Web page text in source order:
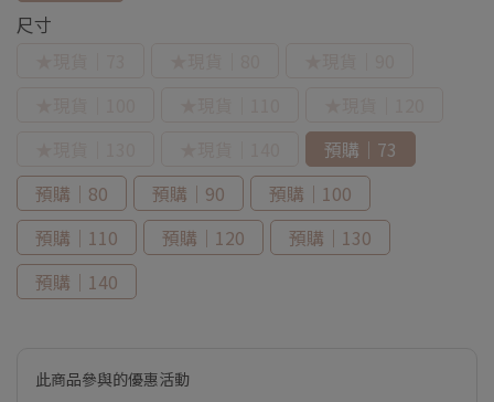
尺寸
預購｜73
預購｜80
預購｜90
預購｜100
預購｜110
預購｜120
預購｜130
預購｜140
此商品參與的優惠活動